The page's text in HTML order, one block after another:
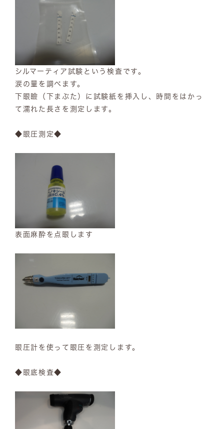
シルマーティア試験という検査です。
涙の量を調べます。
下眼瞼（下まぶた）に試験紙を挿入し、時間をはかっ
て濡れた長さを測定します。
◆眼圧測定◆
表面麻酔を点眼します
眼圧計を使って眼圧を測定します。
◆眼底検査◆